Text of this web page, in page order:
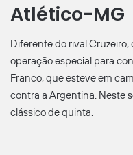
Atlético-MG
Diferente do rival Cruzeiro,
operação especial para
Franco, que esteve em
contra a Argentina. Neste
clássico de quinta.